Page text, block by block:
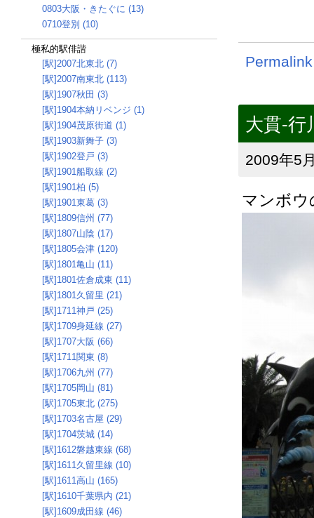
Permalink
大貫-行
2009年5
マンボウ
0803大阪・きたぐに (13)
0710登別 (10)
極私的駅俳諧
[駅]2007北東北 (7)
[駅]2007南東北 (113)
[駅]1907秋田 (3)
[駅]1904本納リベンジ (1)
[駅]1904茂原街道 (1)
[駅]1903新舞子 (3)
[駅]1902登戸 (3)
[駅]1901船取線 (2)
[駅]1901柏 (5)
[駅]1901東葛 (3)
[駅]1809信州 (77)
[駅]1807山陰 (17)
[駅]1805会津 (120)
[駅]1801亀山 (11)
[駅]1801佐倉成東 (11)
[駅]1801久留里 (21)
[駅]1711神戸 (25)
[駅]1709身延線 (27)
[駅]1707大阪 (66)
[駅]1711関東 (8)
[駅]1706九州 (77)
[駅]1705岡山 (81)
[駅]1705東北 (275)
[駅]1703名古屋 (29)
[駅]1704茨城 (14)
[駅]1612磐越東線 (68)
[駅]1611久留里線 (10)
[駅]1611高山 (165)
[駅]1610千葉県内 (21)
[駅]1609成田線 (46)